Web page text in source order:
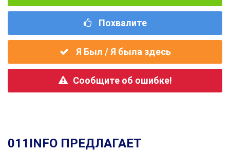
Похвалите
Я Был / Я была здесь
Сообщите об ошибке!
011INFO ПРЕДЛАГАЕТ